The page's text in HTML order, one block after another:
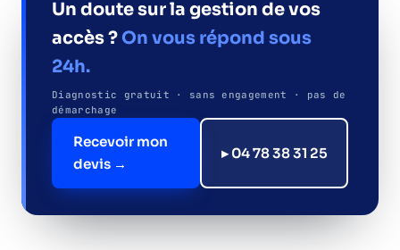
Un doute sur la gestion de vos
accès ?On vous répond sous
24h.
Diagnostic gratuit · sans engagement · pas de
démarchage
Recevoir mon
devis →
▸ 04 78 38 31 25